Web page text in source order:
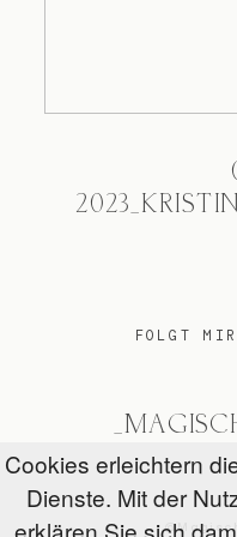
FOLGT
Cookies erleichtern
Dienste. Mit der
erklären Sie sich